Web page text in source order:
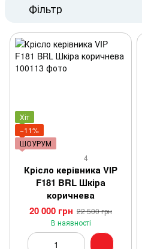
Фільтр
Хіт
−11%
ШОУРУМ
4
Крісло керівника VIP
F181 BRL Шкіра
коричнева
20 000 грн 22 500 грн
В наявності